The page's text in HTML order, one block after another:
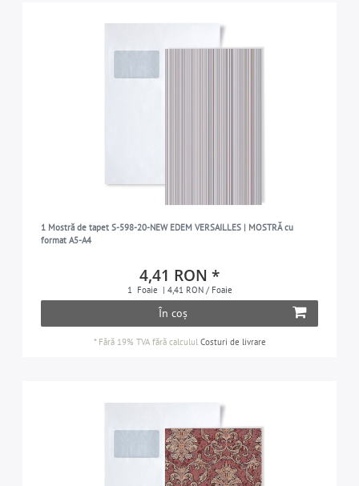
1 Mostră de tapet S-598-20-NEW EDEM VERSAILLES | MOSTRĂ cu
format A5-A4
4,41 RON *
1 Foaie | 4,41 RON / Foaie
În coș
* Fără 19% TVAfără calculul Costuri de livrare